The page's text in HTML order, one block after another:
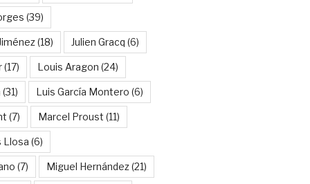
(39)
(18) Julien Gracq (6)
(17) Louis Aragon (24)
(31) Luis García Montero (6)
(7) Marcel Proust (11)
Llosa (6)
(7) Miguel Hernández(21)